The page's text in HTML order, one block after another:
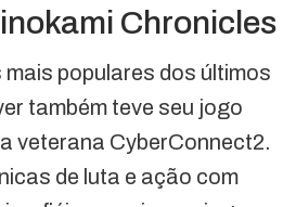
Chronicles
mais populares dos últimos
também teve seu jogo
veterana CyberConnect2.
de luta e ação com